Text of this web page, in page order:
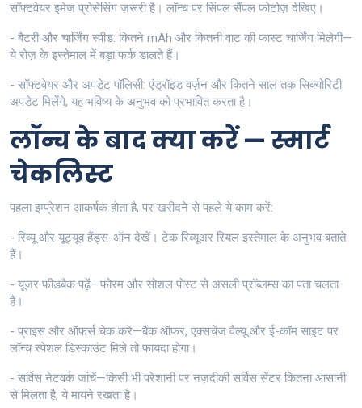
सॉफ्टवेयर इमेज प्रोसेसिंग ज़रूरी है। लॉन्च पर सिंपल सैंपल फोटोज़ देखिए।
- बैटरी और चार्जिंग स्पीड: कितने mAh और कितनी वाट की फास्ट चार्जिंग मिलेगी—
ये रोज़ के इस्तेमाल में बड़ा फर्क डालते हैं।
- सॉफ्टवेयर और अपडेट पॉलिसी: एंड्रॉइड वर्ज़न और कितने साल तक सिक्योरिटी
अपडेट मिलेंगे, यह भविष्य के अनुभव को प्रभावित करता है।
लॉन्च के बाद क्या करें — स्मार्ट
चेकलिस्ट
पहला इम्प्रेशन आकर्षक होता है, पर खरीदने से पहले ये काम करें:
- रिव्यू और यूट्यूब हैंड्स-ऑन देखें। टेक रिव्यूअर रियल इस्तेमाल के अनुभव बताते
हैं।
- यूजर फीडबैक पढ़ें—फोरम और सोशल पोस्ट से असली प्रॉब्लम्स का पता चलता
है।
- प्राइस और ऑफर्स चेक करें—बैंक ऑफर, एक्सचेंज वैल्यू और ई-कॉम साइट पर
लॉन्च स्पेशल डिस्काउंट मिले तो फायदा होगा।
- सर्विस नेटवर्क जांचें—किसी भी परेशानी पर नज़दीकी सर्विस सेंटर कितना आसानी
से मिलता है, ये मायने रखता है।